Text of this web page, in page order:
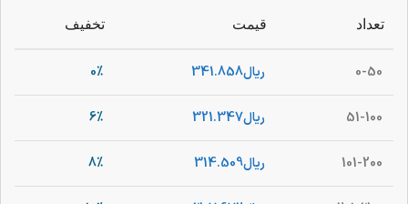
تعداد قیمت تخفیف
0-50 ریال341.858
0%
51-100 ریال321.347
6%
101-200 ریال314.509
8%